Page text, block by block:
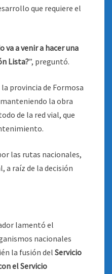
que requiere el
va a venir a hacer una
Lista?”, preguntó.
provincia de Formosa
la obra
de la red vial, que
las rutas nacionales,
a raíz de la decisión
lamentó el
nacionales
la fusión del Servicio
el Servicio